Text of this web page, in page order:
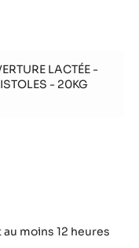
LACTÉE -
- 20KG
moins 12 heures